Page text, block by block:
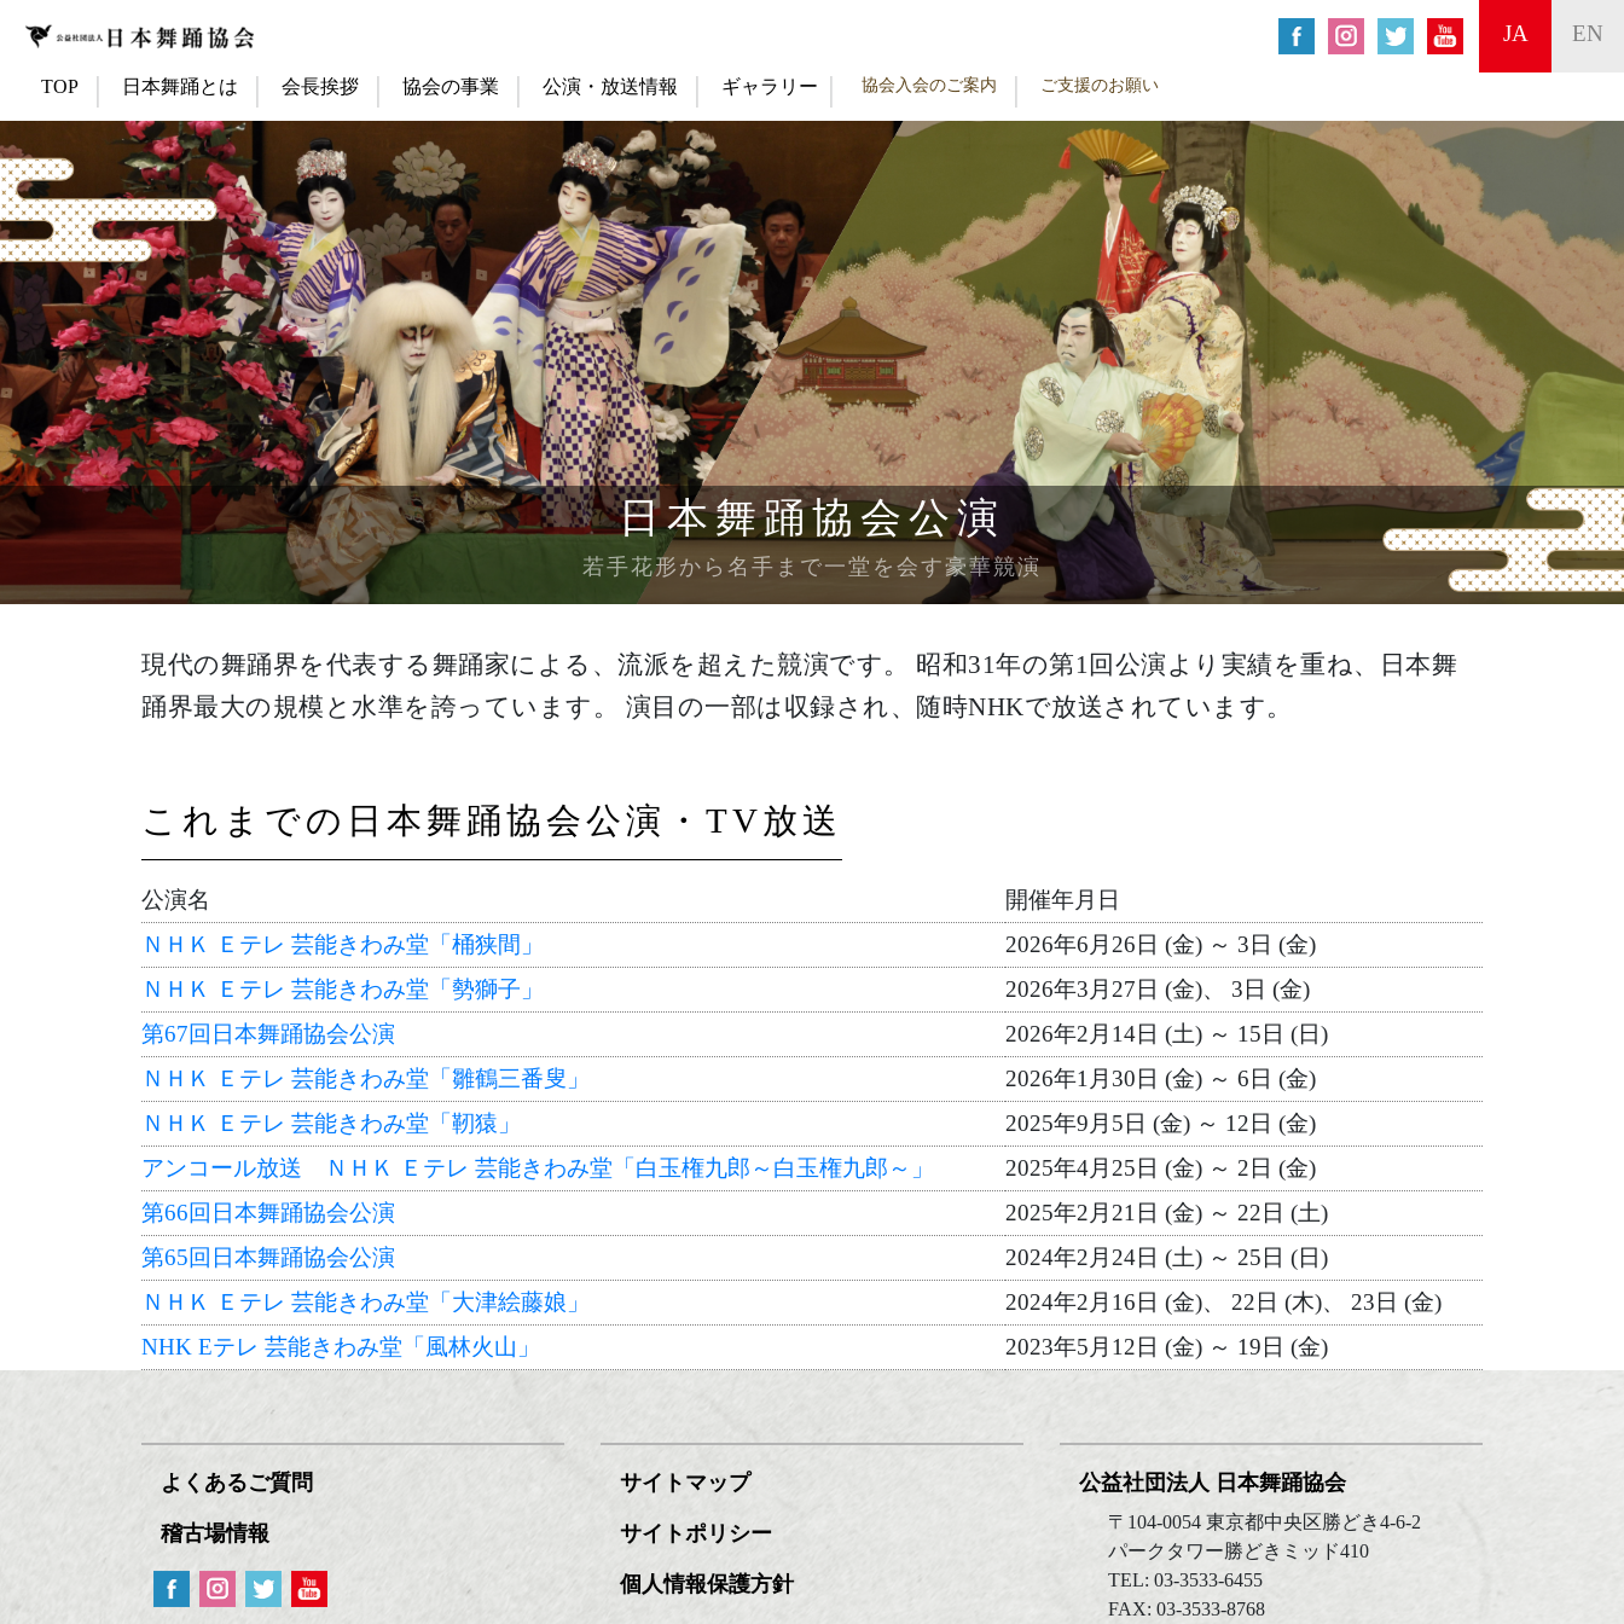
TOP 日本舞踊とは 会長挨拶 協会の事業 公演・放送情報 ギャラリー 協会入会のご案内 ご支援のお願い
JA EN
日本舞踊協会公演
若手花形から名手まで一堂を会す豪華競演
現代の舞踊界を代表する舞踊家による、流派を超えた競演です。 昭和31年の第1回公演より実績を重ね、日本舞
踊界最大の規模と水準を誇っています。 演目の一部は収録され、随時NHKで放送されています。
これまでの日本舞踊協会公演・TV放送
公演名
開催年月日
ＮＨＫ Ｅテレ 芸能きわみ堂「桶狭間」
2026年6月26日 (金) ～ 3日 (金)
ＮＨＫ Ｅテレ 芸能きわみ堂「勢獅子」
2026年3月27日 (金)、 3日 (金)
第67回日本舞踊協会公演
2026年2月14日 (土) ～ 15日 (日)
ＮＨＫ Ｅテレ 芸能きわみ堂「雛鶴三番叟」
2026年1月30日 (金) ～ 6日 (金)
ＮＨＫ Ｅテレ 芸能きわみ堂「靭猿」
2025年9月5日 (金) ～ 12日 (金)
アンコール放送 ＮＨＫ Ｅテレ 芸能きわみ堂「白玉権九郎～白玉権九郎～」
2025年4月25日 (金) ～ 2日 (金)
第66回日本舞踊協会公演
2025年2月21日 (金) ～ 22日 (土)
第65回日本舞踊協会公演
2024年2月24日 (土) ～ 25日 (日)
ＮＨＫ Ｅテレ 芸能きわみ堂「大津絵藤娘」
2024年2月16日 (金)、 22日 (木)、 23日 (金)
NHK Eテレ 芸能きわみ堂「風林火山」
2023年5月12日 (金) ～ 19日 (金)
よくあるご質問
稽古場情報
サイトマップ
サイトポリシー
個人情報保護方針
公益社団法人 日本舞踊協会
〒104-0054 東京都中央区勝どき4-6-2
パークタワー勝どきミッド410
TEL: 03-3533-6455
FAX: 03-3533-8768